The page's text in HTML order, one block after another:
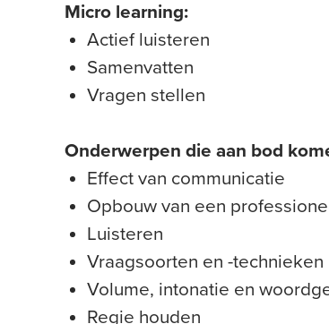
Micro learning:
Actief luisteren
Samenvatten
Vragen stellen
Onderwerpen die aan bod
Effect van communicatie
Opbouw van een
Luisteren
Vraagsoorten en -technieken
Volume, intonatie en
Regie houden